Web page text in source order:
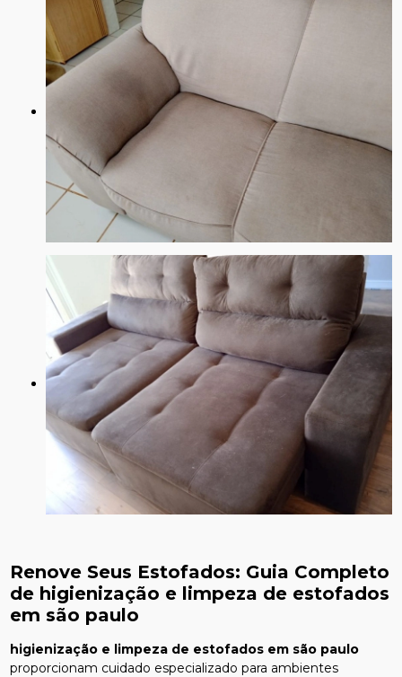
Renove Seus Estofados: Guia Completo
de higienização e limpeza de estofados
em são paulo
higienização e limpeza de estofados em são paulo
proporcionam cuidado especializado para ambientes